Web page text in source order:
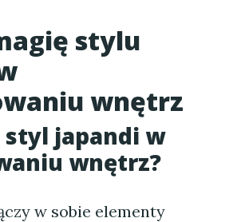
stylu
wnętrz
styl japandi w
wnętrz?
w sobie elementy